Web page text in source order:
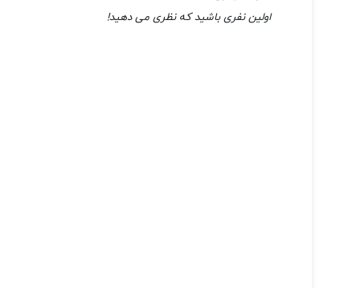
اولین نفری باشید که نظری می دهید!